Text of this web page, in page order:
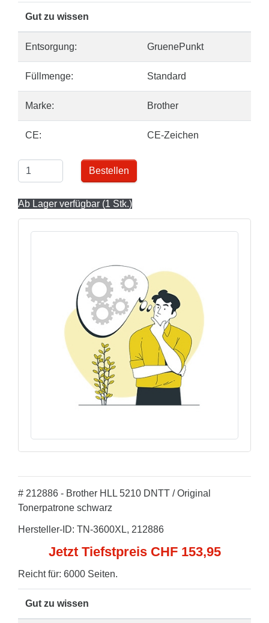
Gut zu wissen
Entsorgung: GruenePunkt
Füllmenge: Standard
Marke: Brother
CE: CE-Zeichen
Bestellen
Ab Lager verfügbar (1 Stk.)
# 212886 - Brother HLL 5210 DNTT / Original
Tonerpatrone schwarz
Hersteller-ID: TN-3600XL, 212886
Jetzt Tiefstpreis CHF 153,95
Reicht für: 6000 Seiten.
Gut zu wissen